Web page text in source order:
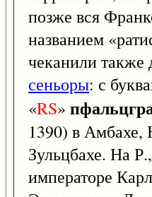
позже вся
названием
чеканили также
сеньоры: с
«RS»
1390) в Амбахе,
Зульцбахе. На
императоре